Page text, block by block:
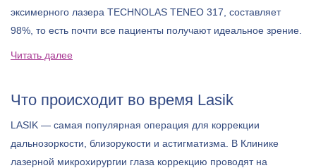
эксимерного лазера TECHNOLAS TENEO 317, составляет
98%, то есть почти все пациенты получают идеальное зрение.
Читать далее
Что происходит во время Lasik
LASIK — самая популярная операция для коррекции
дальнозоркости, близорукости и астигматизма. В Клинике
лазерной микрохирургии глаза коррекцию проводят на